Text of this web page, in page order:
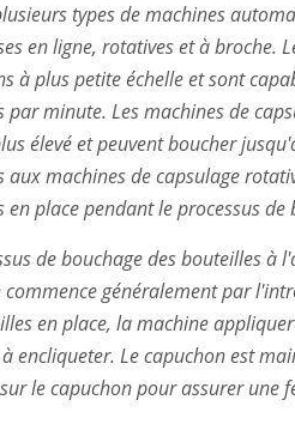
types de machines
en ligne, rotatives et à broche.
à plus petite échelle et sont
par minute. Les machines de
élevé et peuvent boucher
aux machines de capsulage
en place pendant le processus de
de bouchage des bouteilles
généralement par
en place, la machine
encliqueter. Le capuchon est
le capuchon pour assurer une